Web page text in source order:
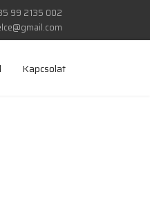
99 2135 002
Kapcsolat